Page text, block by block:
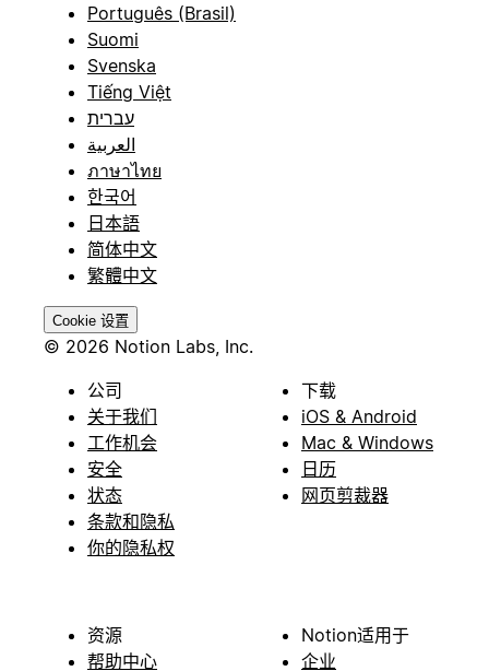
Português (Brasil)
Suomi
Svenska
Tiếng Việt
עברית
العربية
ภาษาไทย
한국어
日本語
简体中文
繁體中文
Cookie 设置
© 2026 Notion Labs, Inc.
公司
关于我们
工作机会
安全
状态
条款和隐私
你的隐私权
下载
iOS & Android
Mac & Windows
日历
网页剪裁器
资源
帮助中心
Notion适用于
企业